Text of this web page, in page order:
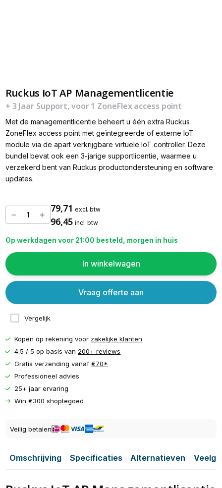
Ruckus IoT AP Managementlicentie
+ 3 Jaar Support, voor 1 ZoneFlex access point
Met de managementlicentie beheert u één extra Ruckus
ZoneFlex access point met geïntegreerde of externe IoT
module via de apart verkrijgbare virtuele IoT controller. Deze
bundel bevat ook een 3-jarige supportlicentie, waarmee u
verzekerd bent van Ruckus productondersteuning en software
updates.
79,71 excl. btw
96,45 incl. btw
Op werkdagen voor 21:00 besteld, morgen in huis
In winkelwagen
Vergelijk
Vraag offerte aan
Kopen op rekening voor zakelijke klanten
4.5 / 5 op basis van 200+ reviews
Gratis verzending vanaf€70*
Professioneel advies
25+ jaar ervaring
Win €300 shoptegoed
Veilig betalen
Omschrijving Specificaties Alternatieven